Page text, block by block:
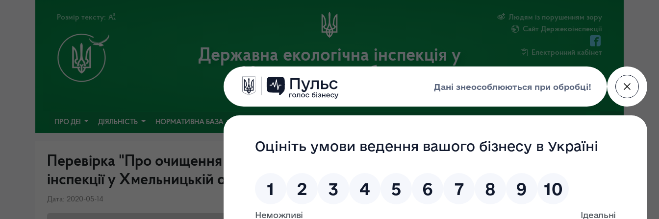
Розмір тексту:
Державна екологічна інспекція у
Хмельницькій області
Офіційний веб-портал
Людям із порушенням зору
Сайт Держекоінспекції
Електронний кабінет
ПРО ДЕІ ДІЯЛЬНІСТЬ НОРМАТИВНА БАЗА
Перевірка "Про очищення влади" в Державній екологічній
інспекції у Хмельницькій області Попика Є.Є.
Дата: 2020-05-14